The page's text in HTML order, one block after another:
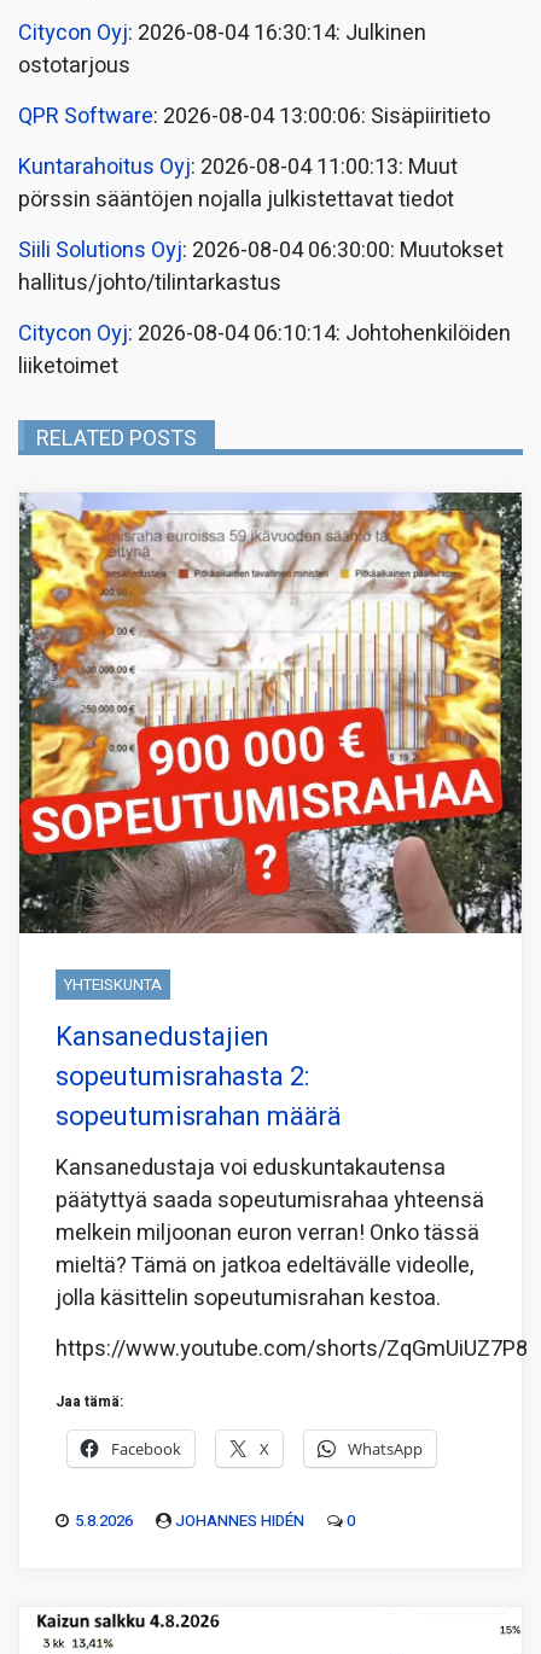
Citycon Oyj: 2026-08-04 16:30:14: Julkinen
ostotarjous
QPR Software: 2026-08-04 13:00:06: Sisäpiiritieto
Kuntarahoitus Oyj: 2026-08-04 11:00:13: Muut
pörssin sääntöjen nojalla julkistettavat tiedot
Siili Solutions Oyj: 2026-08-04 06:30:00: Muutokset
hallitus/johto/tilintarkastus
Citycon Oyj: 2026-08-04 06:10:14: Johtohenkilöiden
liiketoimet
RELATED POSTS
YHTEISKUNTA
Kansanedustajien
sopeutumisrahasta 2:
sopeutumisrahan määrä
Kansanedustaja voi eduskuntakautensa
päätyttyä saada sopeutumisrahaa yhteensä
melkein miljoonan euron verran! Onko tässä
mieltä? Tämä on jatkoa edeltävälle videolle,
jolla käsittelin sopeutumisrahan kestoa.
https://www.youtube.com/shorts/ZqGmUiUZ7P8
Jaa tämä:
Facebook X WhatsApp
5.8.2026 JOHANNES HIDÉN 0